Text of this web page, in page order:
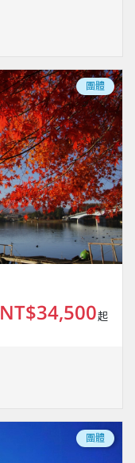
團體
NT$34,500起
團體